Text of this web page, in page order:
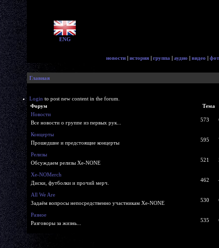
ENG
новости | история | группа | аудио | видео |
Главная
Login to post new content in the forum.
Форум
Тема
Новости
Все новости о группе из первых рук...
573
Концерты
Прошедшие и предстоящие концерты
595
Релизы
Обсуждаем релизы Xe-NONE
521
Xe-NOMerch
Диски, футболки и прочий мерч.
462
All We Are
Задаём вопросы непосредственно участникам Xe-NONE
530
Разное
Разговоры за жизнь...
535